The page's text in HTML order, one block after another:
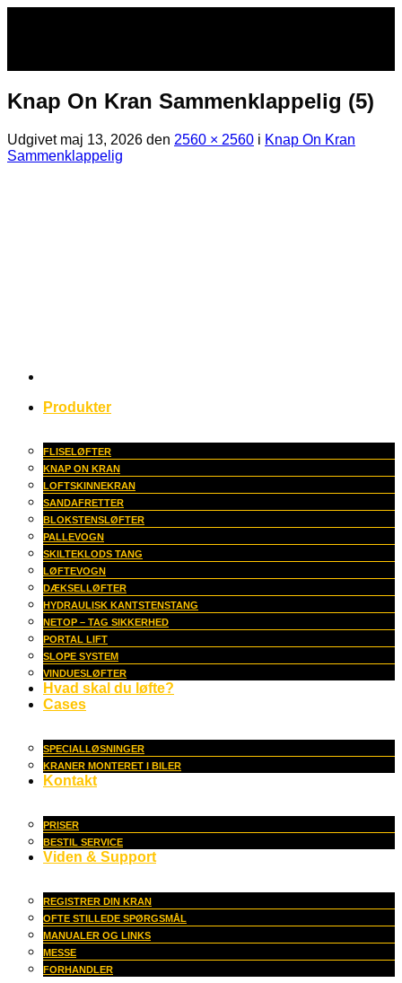
Produkter
FLISELØFTER
KNAP ON KRAN
LOFTSKINNEKRAN
SANDAFRETTER
BLOKSTENSLØFTER
PALLEVOGN
SKILTEKLODS TANG
LØFTEVOGN
DÆKSELLØFTER
HYDRAULISK KANTSTENSTANG
NETOP – TAG SIKKERHED
PORTAL LIFT
SLOPE SYSTEM
VINDUESLØFTER
Hvad skal du løfte?
Cases
SPECIALLØSNINGER
KRANER MONTERET I BILER
Kontakt
PRISER
BESTIL SERVICE
Viden & Support
REGISTRER DIN KRAN
OFTE STILLEDE SPØRGSMÅL
MANUALER OG LINKS
MESSE
FORHANDLER
Knap On Kran Sammenklappelig (5)
Udgivet maj 13, 2026 den 2560 × 2560 i Knap On Kran
Sammenklappelig